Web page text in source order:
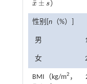
x
¯ ± s
x¯ ±s ）
性别[ n（%）]
男
女
BMI（kg/m2 ，